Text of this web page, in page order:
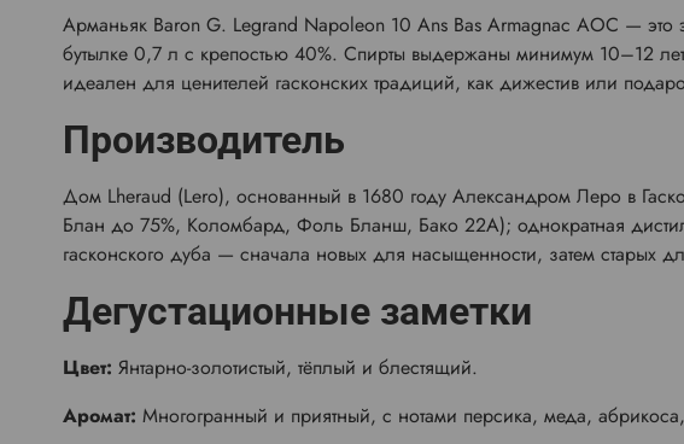
Арманьяк Baron G. Legrand Napoleon 10 Ans Bas Armagnac AOC —
бутылке 0,7 л с крепостью 40%. Спирты выдержаны минимум 10–12
идеален для ценителей гасконских традиций, как дижестив или
Производитель
Дом Lheraud (Lero), основанный в 1680 году Александром Леро в
Блан до 75%, Коломбард, Фоль Бланш, Бако 22А); однократная
гасконского дуба — сначала новых для насыщенности, затем старых
Дегустационные заметки
Цвет: Янтарно-золотистый, тёплый и блестящий.
Аромат: Многогранный и приятный, с нотами персика, меда,